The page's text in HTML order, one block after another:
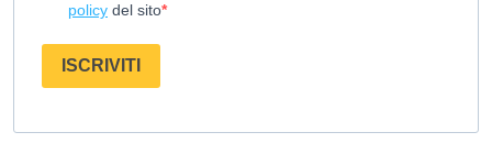
policy del sito
ISCRIVITI